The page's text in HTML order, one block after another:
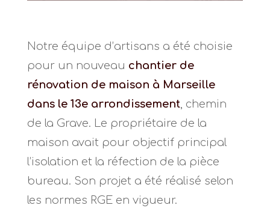
Notre équipe d’artisans a été choisie
pour un nouveau chantier de
rénovation de maison à Marseille
dans le 13e arrondissement, chemin
de la Grave. Le propriétaire de la
maison avait pour objectif principal
l’isolation et la réfection de la pièce
bureau. Son projet a été réalisé selon
les normes RGE en vigueur.